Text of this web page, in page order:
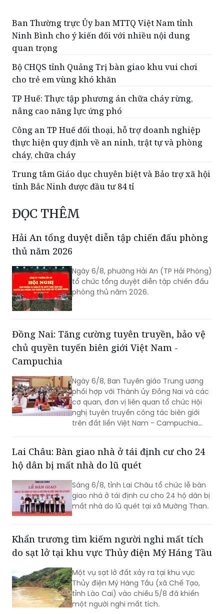
Ban Thường trực Ủy ban MTTQ Việt Nam tỉnh
Ninh Bình cho ý kiến đối với nhiều nội dung
quan trọng
Bộ CHQS tỉnh Quảng Trị bàn giao khu vui chơi
cho trẻ em vùng khó khăn
TP Huế: Thực tập phương án chữa cháy rừng,
nâng cao năng lực ứng phó
Công an TP Huế đối thoại, hỗ trợ doanh nghiệp
thực hiện quy định về an ninh, trật tự và phòng
cháy, chữa cháy
Trung tâm Giáo dục chuyên biệt và Bảo trợ xã hội
tỉnh Bắc Ninh được đầu tư 84 tỉ
ĐỌC THÊM
Hải An tổng duyệt diễn tập chiến đấu phòng
thủ năm 2026
Ngày 6/8, phường Hải An (TP Hải Phòng)
tổ chức tổng duyệt diễn tập chiến đấu
phòng thủ năm 2026.
Đồng Nai: Tăng cường tuyên truyền, bảo vệ
chủ quyền tuyến biên giới Việt Nam -
Campuchia
Ngày 6/8, Ban Tuyên giáo Trung ương
phối hợp với Thành ủy Đồng Nai và các
cơ quan, đơn vị liên quan tổ chức Hội
nghị tuyên truyền công tác biên giới
trên đất liền Việt Nam - Campuchia
Lai Châu: Bàn giao nhà ở tái định cư cho 24
hộ dân bị mất nhà do lũ quét
Sáng 6/8, tỉnh Lai Châu tổ chức lễ bàn
giao nhà ở tái định cư cho 24 hộ dân bị
mất nhà do lũ quét tại xã Mường Than.
Khẩn trương tìm kiếm người nghi mất tích
do sạt lở tại khu vực Thủy điện Mý Háng Tầu
Một vụ sạt lở đất xảy ra tại khu vực
Thủy điện Mý Háng Tầu (xã Chế Tạo,
tỉnh Lào Cai) vào chiều 5/8 đã khiến
một người nghi mất tích.